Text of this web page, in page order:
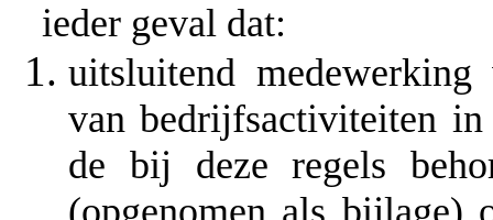
ieder geval dat:
uitsluitend
van bedrijfsactiviteiten
de bij deze regels
(opgenomen als